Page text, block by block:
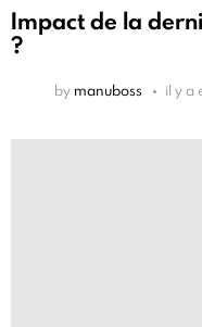
Impact de la
?
by manuboss il y a